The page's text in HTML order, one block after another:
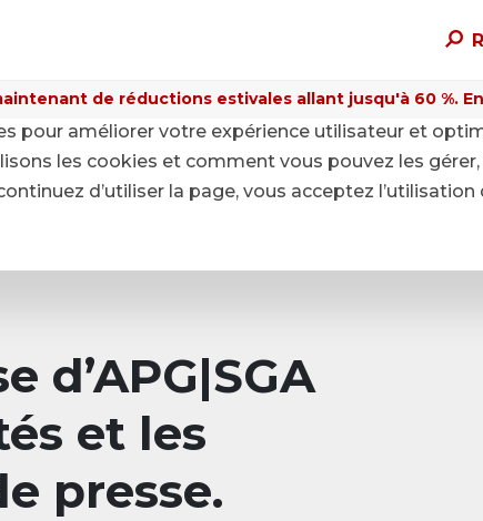
de réductions estivales allant jusqu'à 60 %.
d’APG|SGA
et les
presse.
pour améliorer votre expérience utilisateur et
les cookies et comment vous pouvez les gérer,
d’utiliser la page, vous acceptez l’utilisation